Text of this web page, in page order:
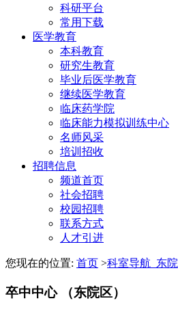
科研平台
常用下载
医学教育
本科教育
研究生教育
毕业后医学教育
继续医学教育
临床药学院
临床能力模拟训练中心
名师风采
培训招收
招聘信息
频道首页
社会招聘
校园招聘
联系方式
人才引进
您现在的位置: 首页 >科室导航_东院
卒中中心 （东院区）